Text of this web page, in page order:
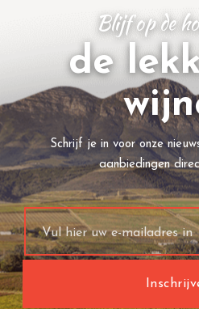
Blijf op de
de
Schrijf je in voor onze
aanbiedingen